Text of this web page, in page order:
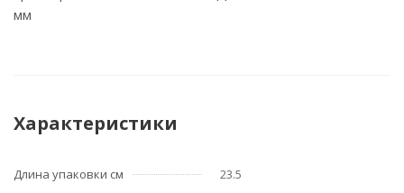
мм
Характеристики
Длина упаковки см
23.5